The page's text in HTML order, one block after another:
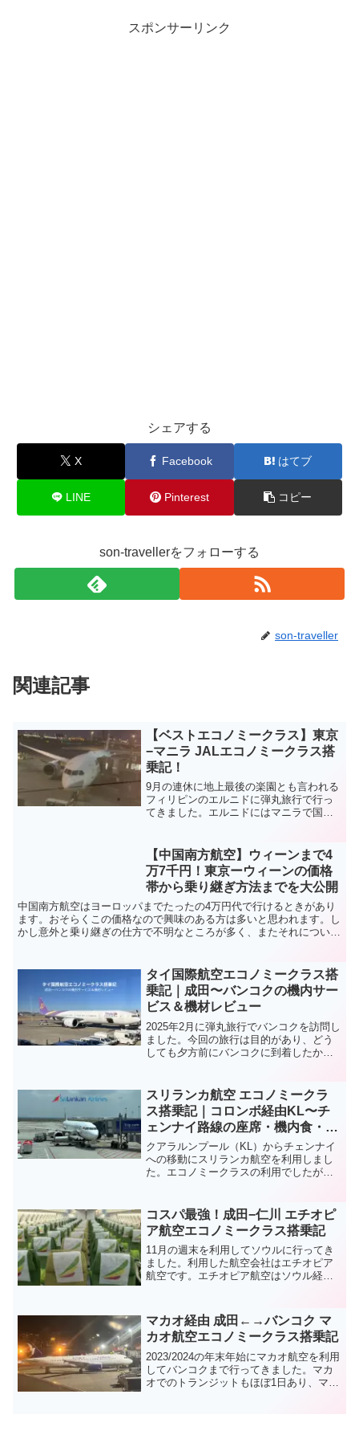
スポンサーリンク
シェアする
X Facebook はてブ
LINE Pinterest コピー
son-travellerをフォローする
son-traveller
関連記事
【ベストエコノミークラス】東京
−マニラ JALエコノミークラス搭
乗記！
9月の連休に地上最後の楽園とも言われる
フィリピンのエルニドに弾丸旅行で行っ
てきました。エルニドにはマニラで国内
た。JALの国際線エコノミークラスは
数々の賞を受賞しており、非常に評価が
高いです。果たしてその乗り心地は！？
今回の記事では東京−マニラ間のJAL エコ
ノミークラスの搭乗記をお届けします。
【中国南方航空】ウィーンまで4
万7千円！東京ーウィーンの価格
帯から乗り継ぎ方法までを大公開
中国南方航空はヨーロッパまでたったの4万円代で行けるときがあり
ます。おそらくこの価格なので興味のある方は多いと思われます。し
かし意外と乗り継ぎの仕方で不明なところが多く、またそれについて
タイ国際航空エコノミークラス搭
乗記｜成田〜バンコクの機内サー
ビス＆機材レビュー
2025年2月に弾丸旅行でバンコクを訪問し
ました。今回の旅行は目的があり、どう
しても夕方前にバンコクに到着したかっ
田 - バンコク間のタイ国際航空エコノミ
ークラス搭乗記をお届けします。
スリランカ航空 エコノミークラ
ス搭乗記｜コロンボ経由KL〜チ
ェンナイ路線の座席・機内食・ワ
ンワールド特典を徹底レビュー
クアラルンプール（KL）からチェンナイ
への移動にスリランカ航空を利用しまし
た。エコノミークラスの利用でしたが、
想像以上に快適に旅することができま
す。
コスパ最強！成田−仁川 エチオピ
ア航空エコノミークラス搭乗記
11月の週末を利用してソウルに行ってき
ました。利用した航空会社はエチオピア
航空です。エチオピア航空はソウル経由
う私のような弾丸旅行愛好者にはうって
つけの便があります。しかも値段はLCC
並みに格安。これは利用しない手はない
ですね。
マカオ経由 成田←→バンコク マ
カオ航空エコノミークラス搭乗記
2023/2024の年末年始にマカオ航空を利用
してバンコクまで行ってきました。マカ
オでのトランジットもほぼ1日あり、マカ